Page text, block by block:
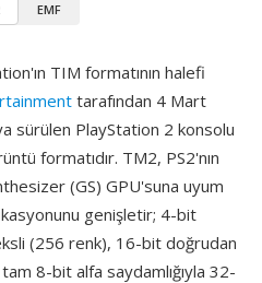
EMF
TIM formatının halefi
tarafından 4 Mart
sürülen PlayStation 2 konsolu
formatıdır. TM2, PS2'nın
(GS) GPU'suna uyum
genişletir; 4-bit
(256 renk), 16-bit doğrudan
8-bit alfa saydamlığıyla 32-